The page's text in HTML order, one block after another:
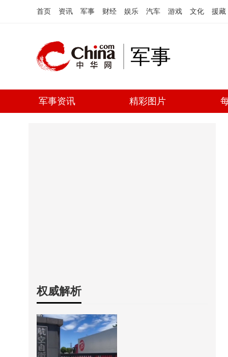
首页 资讯 军事 财经 娱乐 汽车 游戏 文化 援藏
军事
军事资讯 精彩图片
权威解析